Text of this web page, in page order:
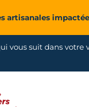
artisanales
vous suit dans votre